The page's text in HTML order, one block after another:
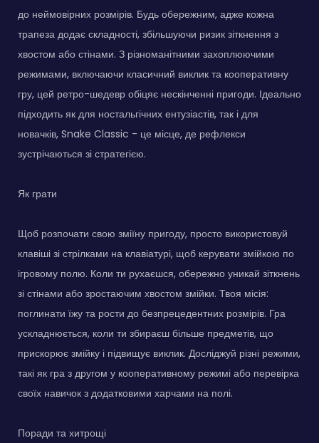
до неймовірних розмірів. Будь обережним, адже кожна
трапеза додає складності, збільшуючи ризик зіткнення з
хвостом або стінами. З різноманітними захоплюючими
режимами, включаючи класичний виклик та кооперативну
гру, цей ретро-шедевр обіцяє нескінченні пригоди. Ідеально
підходить як для ностальгічних ентузіастів, так і для
новачків, Snake Classic - це місце, де рефлекси
зустрічаються зі стратегією.
Як грати
Щоб розпочати свою зміїну пригоду, просто використовуй
клавіші зі стрілками на клавіатурі, щоб керувати змійкою по
ігровому полю. Коли ти рухаєшся, обережно уникай зіткнень
зі стінами або зростаючим хвостом змійки. Твоя місія:
поглинати їжу та рости до безпрецедентних розмірів. Гра
ускладнюється, коли ти збираєш більше предметів, що
прискорює змійку і підвищує виклик. Досліджуй різні режими,
такі як гра з другом у кооперативному режимі або перевірка
своїх навичок з додатковими харчами на полі.
Поради та хитрощі